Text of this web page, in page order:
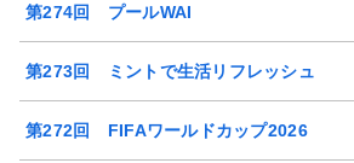
第274回 プールWAI
第273回 ミントで生活リフレッシュ
第272回 FIFAワールドカップ2026